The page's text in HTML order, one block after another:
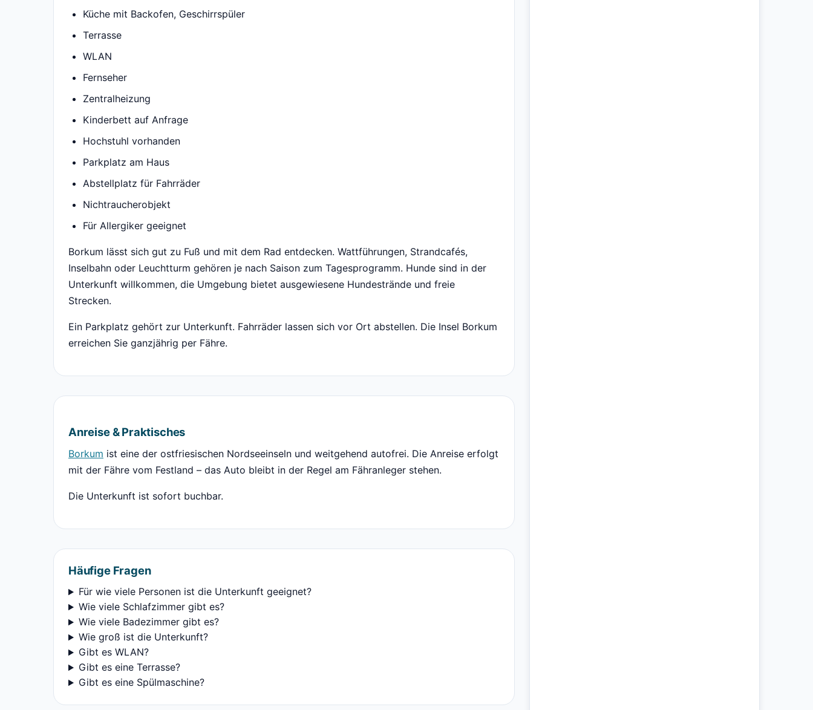
Küche mit Backofen, Geschirrspüler
Terrasse
WLAN
Fernseher
Zentralheizung
Kinderbett auf Anfrage
Hochstuhl vorhanden
Parkplatz am Haus
Abstellplatz für Fahrräder
Nichtraucherobjekt
Für Allergiker geeignet
Borkum lässt sich gut zu Fuß und mit dem Rad entdecken. Wattführungen, Strandcafés,
Inselbahn oder Leuchtturm gehören je nach Saison zum Tagesprogramm. Hunde sind in der
Unterkunft willkommen, die Umgebung bietet ausgewiesene Hundestrände und freie
Strecken.
Ein Parkplatz gehört zur Unterkunft. Fahrräder lassen sich vor Ort abstellen. Die Insel Borkum
erreichen Sie ganzjährig per Fähre.
Anreise & Praktisches
Borkum ist eine der ostfriesischen Nordseeinseln und weitgehend autofrei. Die Anreise erfolgt
mit der Fähre vom Festland – das Auto bleibt in der Regel am Fähranleger stehen.
Die Unterkunft ist sofort buchbar.
Häufige Fragen
Für wie viele Personen ist die Unterkunft geeignet?
Wie viele Schlafzimmer gibt es?
Wie viele Badezimmer gibt es?
Wie groß ist die Unterkunft?
Gibt es WLAN?
Gibt es eine Terrasse?
Gibt es eine Spülmaschine?